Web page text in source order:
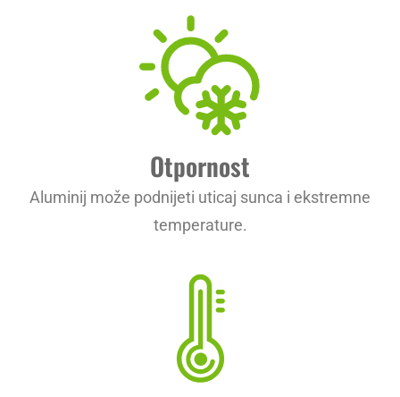
Otpornost
Aluminij može podnijeti uticaj sunca i ekstremne
temperature.